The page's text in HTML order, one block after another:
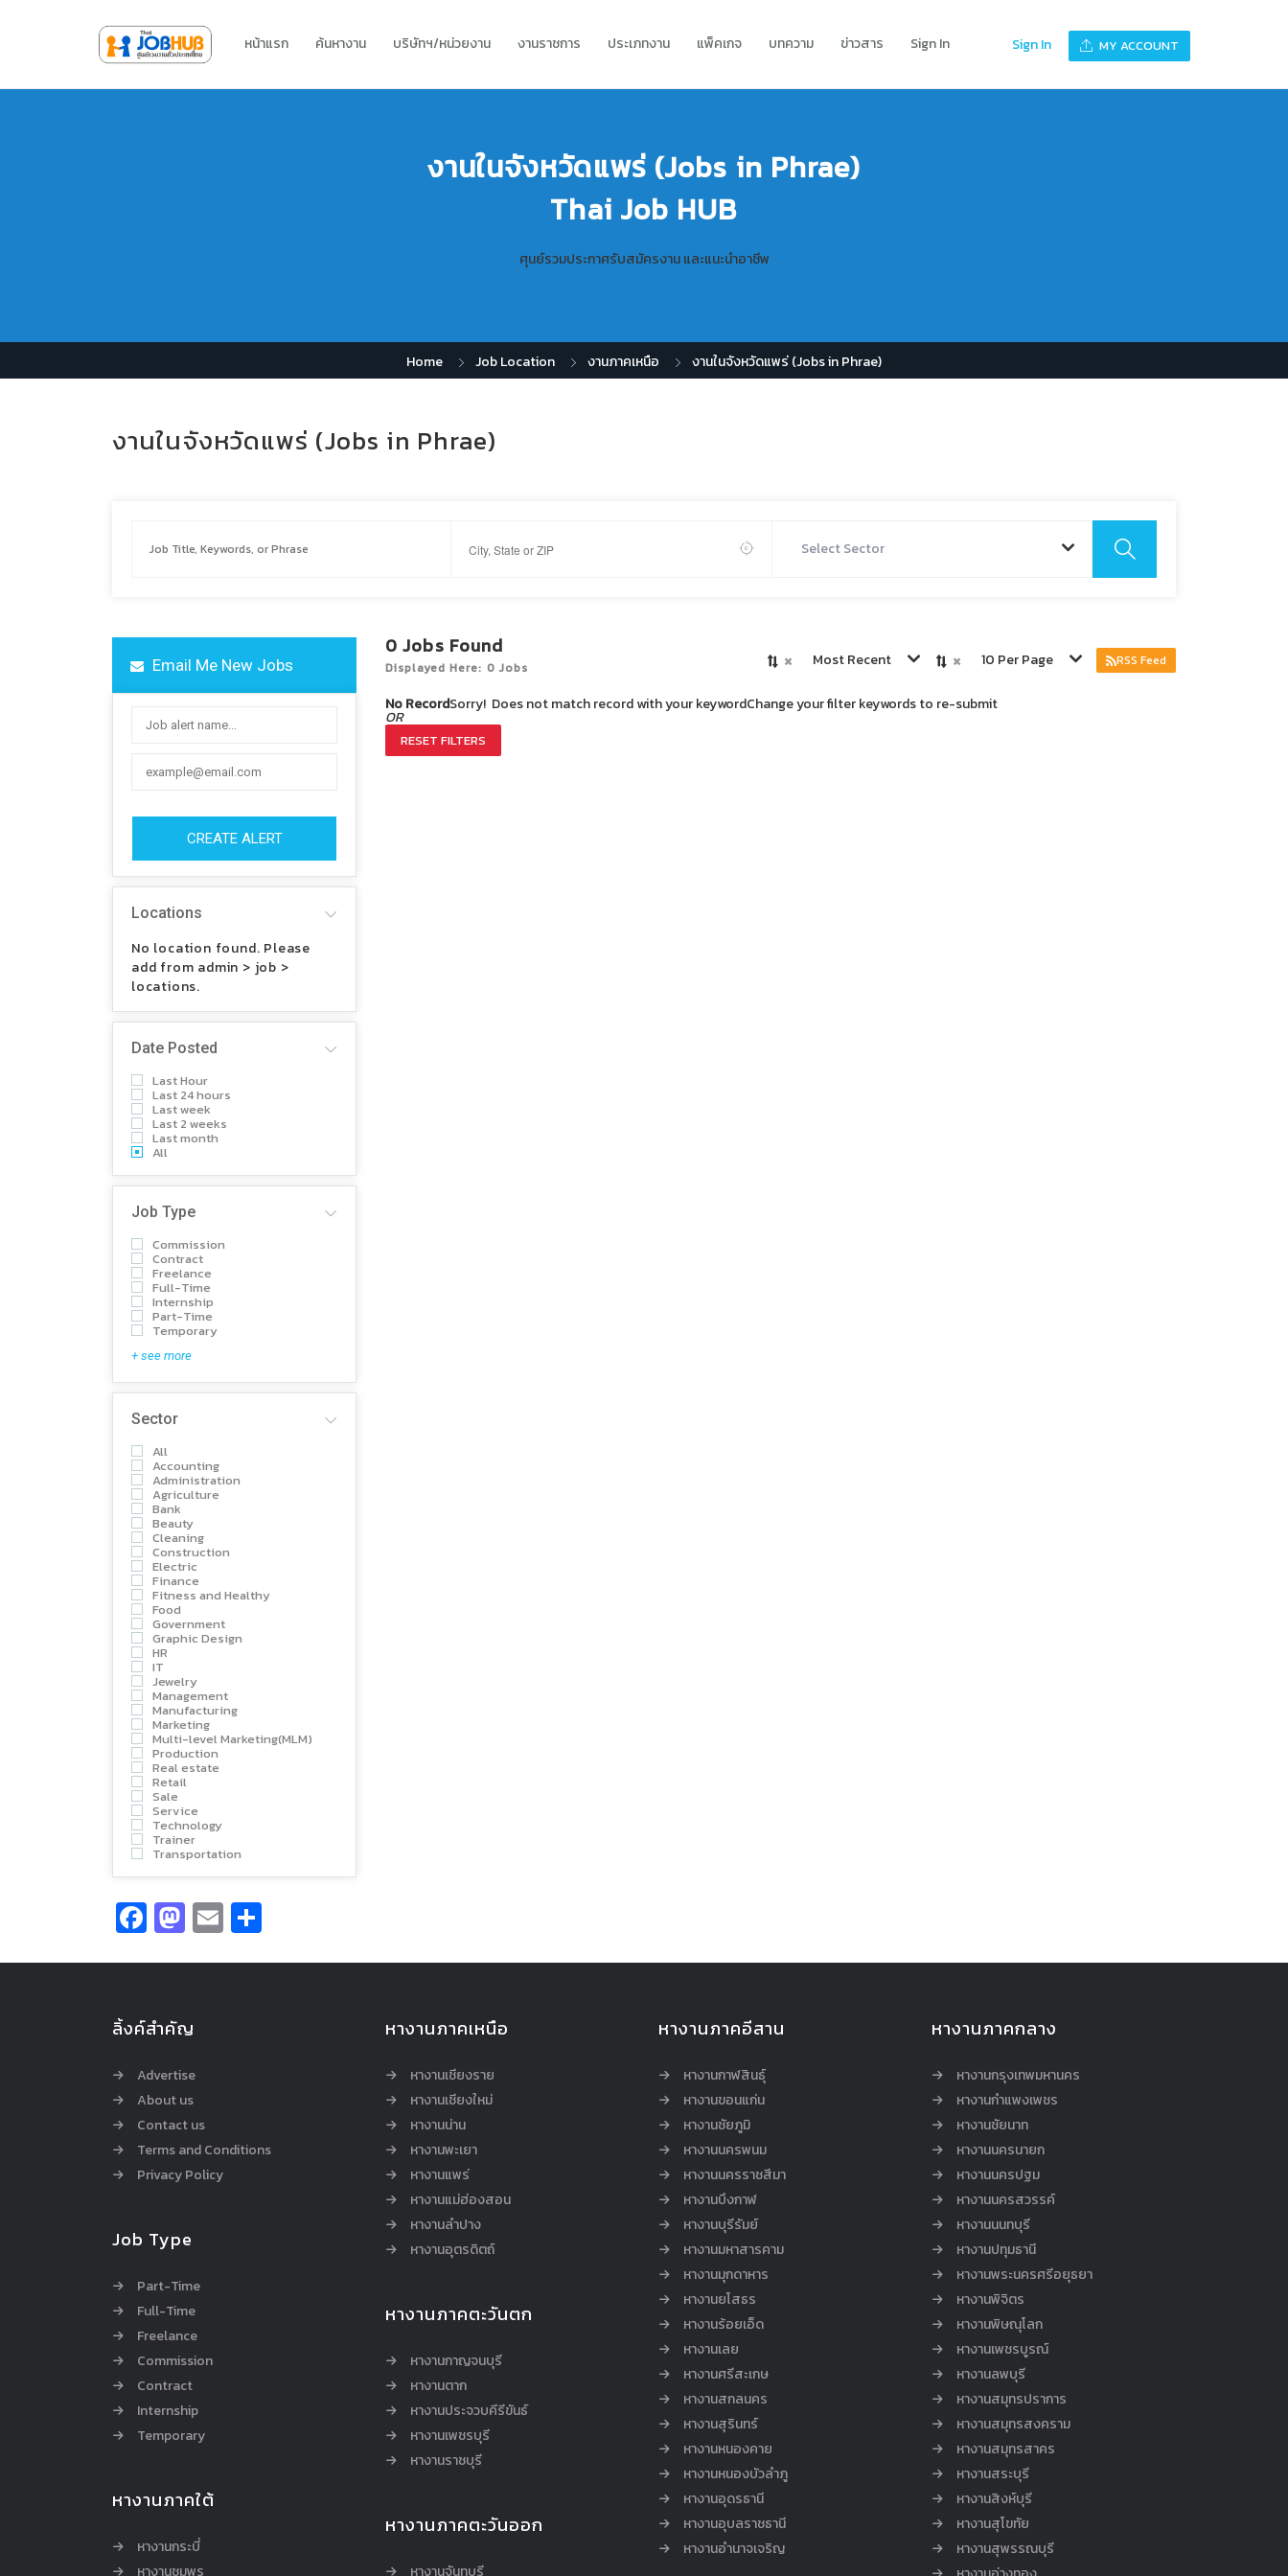
หน้าแรก ค้นหางาน บริษัทฯ/หน่วยงาน งานราชการ ประเภทงาน แพ็คเกจ บทความ ข่าวสาร Sign In Sign In MY ACCOUNT
งานในจังหวัดแพร่ (Jobs in Phrae)
Thai Job HUB
ศุนย์รวมประกาศรับสมัครงาน และแนะนำอาชีพ
Home Job Location งานภาคเหนือ งานในจังหวัดแพร่ (Jobs in Phrae)
งานในจังหวัดแพร่ (Jobs in Phrae)
Select Sector
Email Me New Jobs
CREATE ALERT
Locations
No location found. Please
add from admin > job >
locations.
Date Posted
Last Hour
Last 24 hours
Last week
Last 2 weeks
Last month
All
Job Type
Commission
Contract
Freelance
Full-Time
Internship
Part-Time
Temporary
+ see more
Sector
All
Accounting
Administration
Agriculture
Bank
Beauty
Cleaning
Construction
Electric
Finance
Fitness and Healthy
Food
Government
Graphic Design
HR
IT
Jewelry
Management
Manufacturing
Marketing
Multi-level Marketing(MLM)
Production
Real estate
Retail
Sale
Service
Technology
Trainer
Transportation
0 Jobs Found
Displayed Here: 0 Jobs × Most Recent × 10 Per Page RSS Feed
No RecordSorry! Does not match record with your keywordChange your filter keywords to re-submit
OR
RESET FILTERS
Facebook
Mastodon
Email
ลิ้งค์สำคัญ
Advertise
About us
Contact us
Terms and Conditions
Privacy Policy
Job Type
Part-Time
Full-Time
Freelance
Commission
Contract
Internship
Temporary
หางานภาคใต้
หางานกระบี่
หางานชุมพร
หางานภาคเหนือ
หางานเชียงราย
หางานเชียงใหม่
หางานน่าน
หางานพะเยา
หางานแพร่
หางานแม่ฮ่องสอน
หางานลำปาง
หางานอุตรดิตถ์
หางานภาคตะวันตก
หางานกาญจนบุรี
หางานตาก
หางานประจวบคีรีขันธ์
หางานเพชรบุรี
หางานราชบุรี
หางานภาคตะวันออก
หางานจันทบุรี
หางานภาคอีสาน
หางานกาฬสินธุ์
หางานขอนแก่น
หางานชัยภูมิ
หางานนครพนม
หางานนครราชสีมา
หางานบึงกาฬ
หางานบุรีรัมย์
หางานมหาสารคาม
หางานมุกดาหาร
หางานยโสธร
หางานร้อยเอ็ด
หางานเลย
หางานศรีสะเกษ
หางานสกลนคร
หางานสุรินทร์
หางานหนองคาย
หางานหนองบัวลำภู
หางานอุดรธานี
หางานอุบลราชธานี
หางานอำนาจเจริญ
หางานภาคกลาง
หางานกรุงเทพมหานคร
หางานกำแพงเพชร
หางานชัยนาท
หางานนครนายก
หางานนครปฐม
หางานนครสวรรค์
หางานนนทบุรี
หางานปทุมธานี
หางานพระนครศรีอยุธยา
หางานพิจิตร
หางานพิษณุโลก
หางานเพชรบูรณ์
หางานลพบุรี
หางานสมุทรปราการ
หางานสมุทรสงคราม
หางานสมุทรสาคร
หางานสระบุรี
หางานสิงห์บุรี
หางานสุโขทัย
หางานสุพรรณบุรี